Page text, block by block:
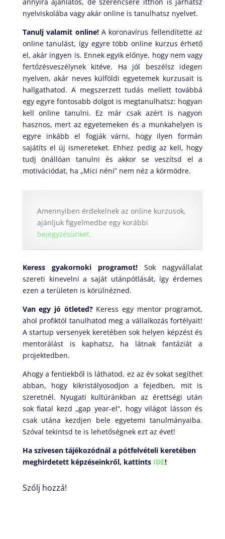
annyira ajánlatos, de szerencsére itthon is járhatsz
nyelviskolába vagy akár online is tanulhatsz nyelvet.
Tanulj valamit online!A koronavírus fellendítette az
online tanulást, így egyre több online kurzus érhető
el, akár ingyen is. Ennek egyik előnye, hogy nem vagy
fertőzésveszélynek kitéve. Ha jól beszélsz idegen
nyelven, akár neves külföldi egyetemek kurzusait is
hallgathatod. A megszerzett tudás mellett továbbá
egy egyre fontosabb dolgot is megtanulhatsz: hogyan
kell online tanulni. Ez már csak azért is nagyon
hasznos, mert az egyetemeken és a munkahelyen is
egyre inkább el fogják várni, hogy ilyen formán
sajátíts el új ismereteket. Ehhez pedig az kell, hogy
tudj önállóan tanulni és akkor se veszítsd el a
motivációdat, ha „Mici néni” nem néz a körmödre.
Amennyiben érdekelnek az online kurzusok,
ajánljuk figyelmedbe egy korábbi
bejegyzésünket.
Keress gyakornoki programot! Sok nagyvállalat
szereti kinevelni a saját utánpótlását, így érdemes
ezen a területen is körülnézned.
Van egy jó ötleted?Keress egy mentor programot,
ahol profiktól tanulhatod meg a vállalkozás fortélyait!
A startup versenyek keretében sok helyen képzést és
mentorálást is kaphatsz, ha látnak fantáziát a
projektedben.
Ahogy a fentiekből is láthatod, ez az év sokat segíthet
abban, hogy kikristályosodjon a fejedben, mit is
szeretnél. Nyugati kultúránkban az érettségi után
sok fiatal kezd „gap year-el”, hogy világot lásson és
csak utána kezdjen bele egyetemi tanulmányaiba.
Szóval tekintsd te is lehetőségnek ezt az évet!
Ha szívesen tájékozódnál a pótfelvételi keretében
meghirdetett képzéseinkről, kattints IDE!
Szólj hozzá!